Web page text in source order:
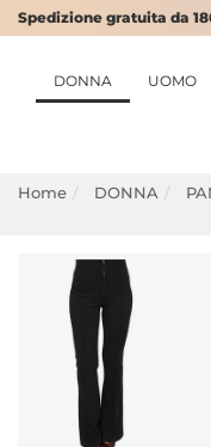
Spedizione gratuita da
DONNA UOMO
Home DONNA